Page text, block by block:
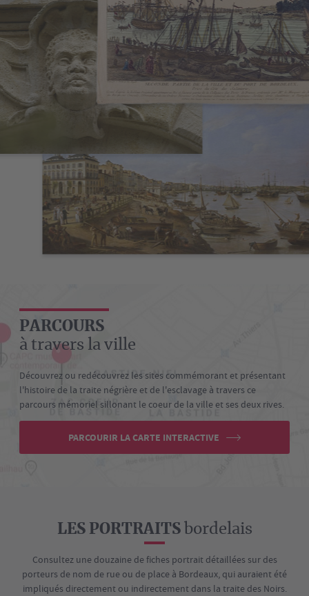
PARCOURS
à travers la ville
Découvrez ou redécouvrez les sites commémorant et présentant
l'histoire de la traite négrière et de l'esclavage à travers ce
parcours mémoriel sillonant le coeur de la ville et ses deux rives.
PARCOURIR LA CARTE INTERACTIVE
LES PORTRAITSbordelais
Consultez une douzaine de fiches portrait détaillées sur des
porteurs de nom de rue ou de place à Bordeaux, qui auraient été
impliqués directement ou indirectement dans la traite des Noirs.